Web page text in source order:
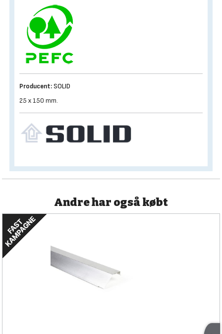
Producent: SOLID
25 x 150 mm.
Andre har også købt